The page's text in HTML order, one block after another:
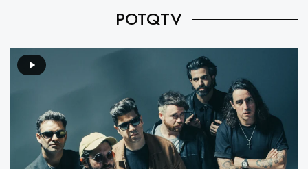
POTQTV